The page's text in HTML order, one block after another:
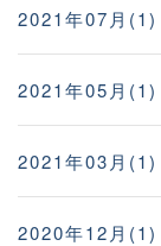
2021年07月(1)
2021年05月(1)
2021年03月(1)
2020年12月(1)